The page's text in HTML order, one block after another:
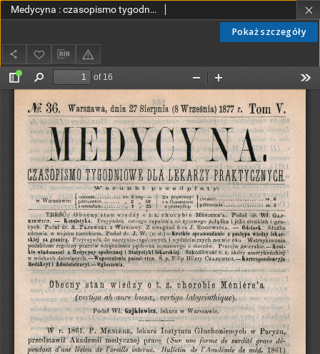
Pokaż szczegóły
Medycyna : czasopismo tygodniowe dla lekarzy praktycznych 1877, T. V, nr 36